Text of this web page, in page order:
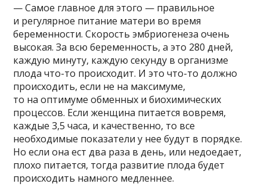
— Самое главное для этого — правильное
и регулярное питание матери во время
беременности. Скорость эмбриогенеза очень
высокая. За всю беременность, а это 280 дней,
каждую минуту, каждую секунду в организме
плода что-то происходит. И это что-то должно
происходить, если не на максимуме,
то на оптимуме обменных и биохимических
процессов. Если женщина питается вовремя,
каждые 3,5 часа, и качественно, то все
необходимые показатели у нее будут в порядке.
Но если она ест два раза в день, или недоедает,
плохо питается, тогда развитие плода будет
происходить намного медленнее.